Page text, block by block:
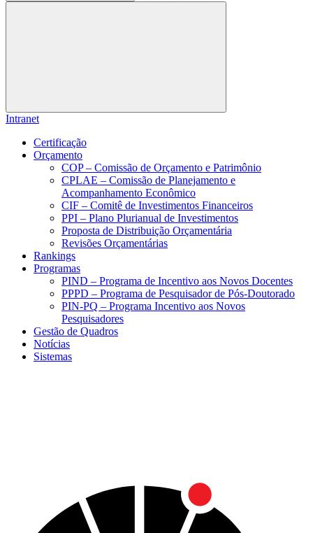
Buscar
Intranet
Certificação
Orçamento
COP – Comissão de Orçamento e Patrimônio
CPLAE – Comissão de Planejamento e
Acompanhamento Econômico
CIF – Comitê de Investimentos Financeiros
PPI – Plano Plurianual de Investimentos
Proposta de Distribuição Orçamentária
Revisões Orçamentárias
Rankings
Programas
PIND – Programa de Incentivo aos Novos Docentes
PPPD – Programa de Pesquisador de Pós-Doutorado
PIN-PQ – Programa Incentivo aos Novos
Pesquisadores
Gestão de Quadros
Notícias
Sistemas